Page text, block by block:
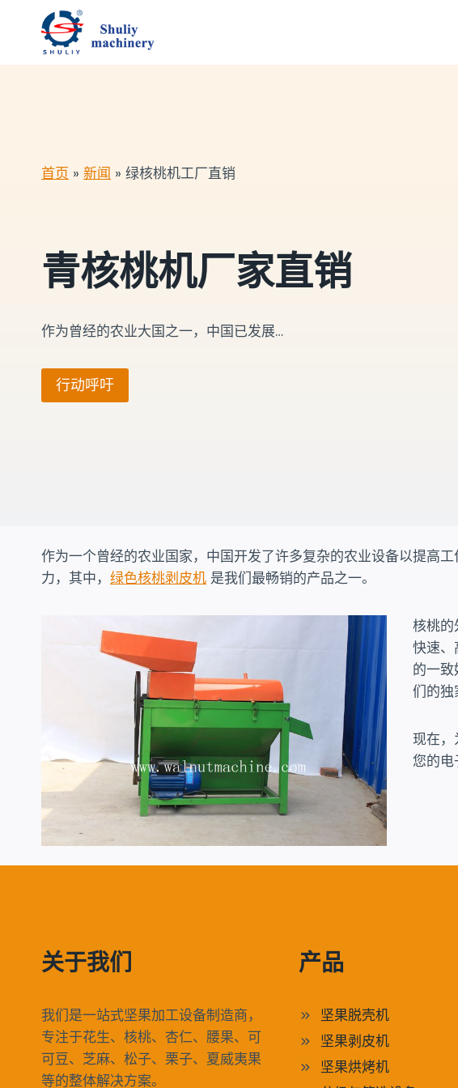
首页 » 新闻 » 绿核桃机工厂直销
青核桃机厂家直销
作为曾经的农业大国之一，中国已发展…
行动呼吁
作为一个曾经的农业国家，中国开发了许多复杂的农业设备以提
力，其中， 绿色核桃剥皮机 是我们最畅销的产品之一。
核桃
快速、
的一
们的独
现在
您的电
关于我们
我们是一站式坚果加工设备制造商，
专注于花生、核桃、杏仁、腰果、可
可豆、芝麻、松子、栗子、夏威夷果
等的整体解决方案。
产品
坚果脱壳机
坚果剥皮机
坚果烘烤机